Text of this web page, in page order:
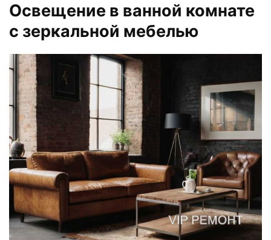
Освещение в ванной комнате
с зеркальной мебелью